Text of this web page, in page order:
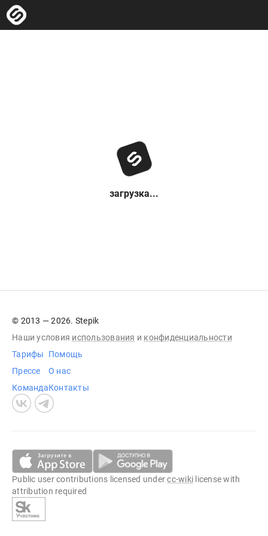
загрузка...
© 2013 — 2026. Stepik
Наши условия использования и конфиденциальности
Тарифы
Прессе
Команда
Помощь
О нас
Контакты
Public user contributions licensed undercc-wiki license with
attribution required